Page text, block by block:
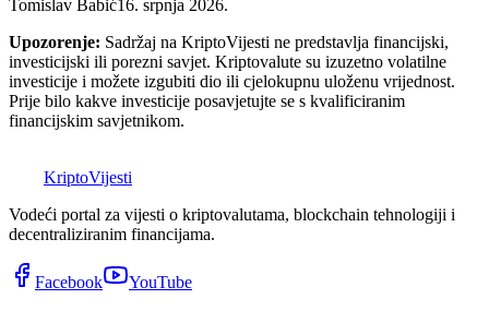
Tomislav Babić16. srpnja 2026.
Upozorenje: Sadržaj na KriptoVijesti ne predstavlja financijski,
investicijski ili porezni savjet. Kriptovalute su izuzetno volatilne
investicije i možete izgubiti dio ili cjelokupnu uloženu vrijednost.
Prije bilo kakve investicije posavjetujte se s kvalificiranim
financijskim savjetnikom.
KriptoVijesti
Vodeći portal za vijesti o kriptovalutama, blockchain tehnologiji i
decentraliziranim financijama.
Facebook YouTube